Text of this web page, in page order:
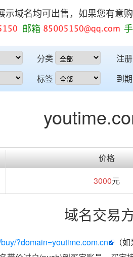
示域名均可出售，如果您有意
邮箱
分类
标签
注
到
价格
3000元
域名交易
?domain=youtime.com.cn
（